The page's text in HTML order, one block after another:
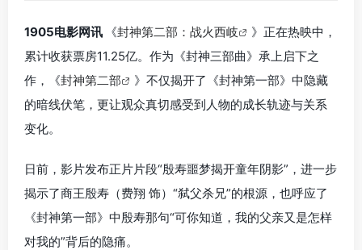
1905电影网讯 《封神第二部：战火西岐
》正在热映中，
累计收获票房11.25亿。作为《封神三部曲》承上启下之
作，《封神第二部
》不仅揭开了《封神第一部》中隐藏
的暗线伏笔，更让观众真切感受到人物的成长轨迹与关系
变化。
日前，影片发布正片片段“殷寿噩梦揭开童年阴影”，进一步
揭示了商王殷寿（费翔 饰）“弑父杀兄”的根源，也呼应了
《封神第一部》中殷寿那句“可你知道，我的父亲又是怎样
对我的”背后的隐痛。